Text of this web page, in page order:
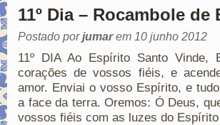
11º Dia – Rocambole de
Postado porjumarem 10 junho 2012
11º DIA Ao Espírito Santo Vinde,
corações de vossos fiéis, e
amor. Enviai o vosso Espírito, e
a face da terra. Oremos: Ó Deus,
vossos fiéis com as luzes do